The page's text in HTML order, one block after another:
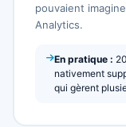
pouvaient
Analytics.
En pratique :
nativement
qui gèrent